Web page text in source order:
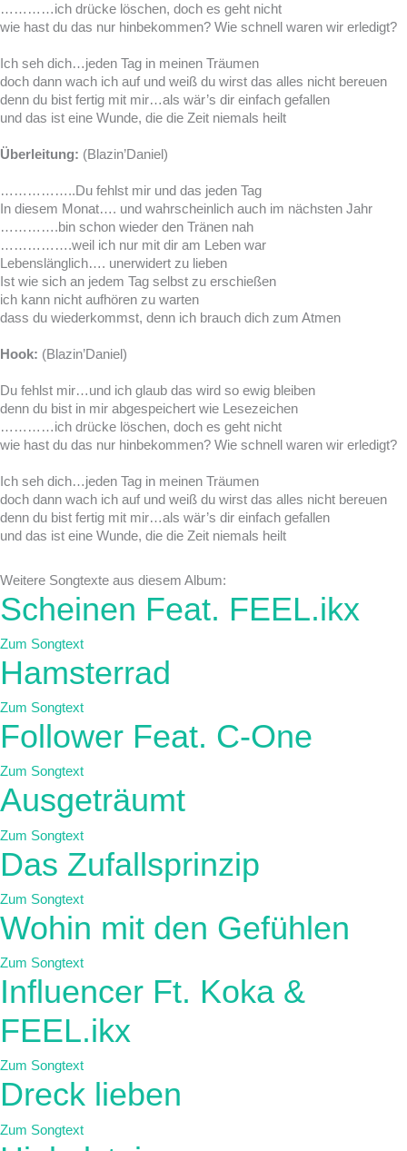
…………ich drücke löschen, doch es geht nicht
wie hast du das nur hinbekommen? Wie schnell waren wir erledigt?
Ich seh dich…jeden Tag in meinen Träumen
doch dann wach ich auf und weiß du wirst das alles nicht bereuen
denn du bist fertig mit mir…als wär’s dir einfach gefallen
und das ist eine Wunde, die die Zeit niemals heilt
Überleitung: (Blazin’Daniel)
……………..Du fehlst mir und das jeden Tag
In diesem Monat…. und wahrscheinlich auch im nächsten Jahr
………….bin schon wieder den Tränen nah
…………….weil ich nur mit dir am Leben war
Lebenslänglich…. unerwidert zu lieben
Ist wie sich an jedem Tag selbst zu erschießen
ich kann nicht aufhören zu warten
dass du wiederkommst, denn ich brauch dich zum Atmen
Hook: (Blazin’Daniel)
Du fehlst mir…und ich glaub das wird so ewig bleiben
denn du bist in mir abgespeichert wie Lesezeichen
…………ich drücke löschen, doch es geht nicht
wie hast du das nur hinbekommen? Wie schnell waren wir erledigt?
Ich seh dich…jeden Tag in meinen Träumen
doch dann wach ich auf und weiß du wirst das alles nicht bereuen
denn du bist fertig mit mir…als wär’s dir einfach gefallen
und das ist eine Wunde, die die Zeit niemals heilt
Weitere Songtexte aus diesem Album:
Scheinen Feat. FEEL.ikx
Zum Songtext
Hamsterrad
Zum Songtext
Follower Feat. C-One
Zum Songtext
Ausgeträumt
Zum Songtext
Das Zufallsprinzip
Zum Songtext
Wohin mit den Gefühlen
Zum Songtext
Influencer Ft. Koka &
FEEL.ikx
Zum Songtext
Dreck lieben
Zum Songtext